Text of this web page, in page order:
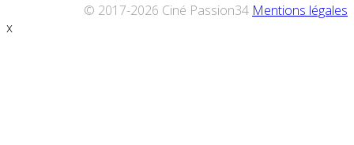
© 2017-2026 Ciné Passion34 Mentions légales
x